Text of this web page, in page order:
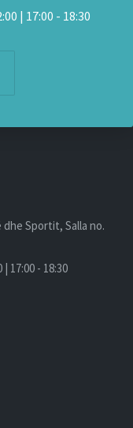
| 17:00 - 18:30
dhe Sportit, Salla no.
17:00 - 18:30